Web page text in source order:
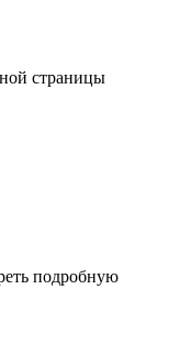
страницы
подробную